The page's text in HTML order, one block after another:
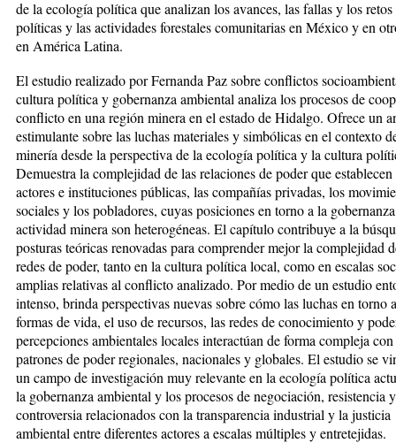
de la ecología política que analizan los avances, las fallas y los retos
políticas y las actividades forestales comunitarias en México y en
en América Latina.
El estudio realizado por Fernanda Paz sobre conflictos
cultura política y gobernanza ambiental analiza los procesos de
conflicto en una región minera en el estado de Hidalgo. Ofrece un
estimulante sobre las luchas materiales y simbólicas en el contexto
minería desde la perspectiva de la ecología política y la cultura
Demuestra la complejidad de las relaciones de poder que
actores e instituciones públicas, las compañías privadas, los
sociales y los pobladores, cuyas posiciones en torno a la
actividad minera son heterogéneas. El capítulo contribuye a la
posturas teóricas renovadas para comprender mejor la complejidad
redes de poder, tanto en la cultura política local, como en escalas
amplias relativas al conflicto analizado. Por medio de un estudio
intenso, brinda perspectivas nuevas sobre cómo las luchas en torno
formas de vida, el uso de recursos, las redes de conocimiento y
percepciones ambientales locales interactúan de forma compleja
patrones de poder regionales, nacionales y globales. El estudio se
un campo de investigación muy relevante en la ecología política
la gobernanza ambiental y los procesos de negociación, resistencia y
controversia relacionados con la transparencia industrial y la justicia
ambiental entre diferentes actores a escalas múltiples y entretejidas.